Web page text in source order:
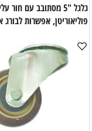
גלגל "5 מסתובב עם חור
פוליאוריטן, אפשרות